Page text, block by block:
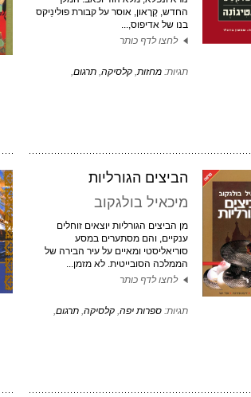
החדש, קְרֶאון, אוסר על קבורת פולינֵיקס
בנו של אדיפוס,...
לחצו לדף כותר
תגיות: מחזות, קלסיקה, תרגום,
הביצים הגורליות
מיכאיל בולגקוב
מן הביצים הגורליות יוצאים זוחלים
ענקיים, והם מסתערים במסע
סוריאליסטי ומאיים על עיר הבירה של
הממלכה הסובייטית. לא מזמן...
לחצו לדף כותר
תגיות: ספרות יפה, קלסיקה, תרגום,